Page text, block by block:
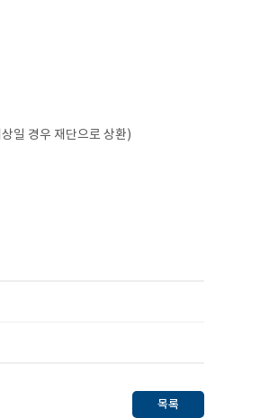
일 경우 재단으로 상환)
목록